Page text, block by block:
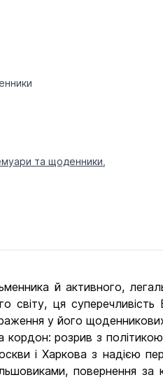
та щоденники
й активного,
світу, ця
у його
кордон: розрив з
і Харкова з надією
повернення за